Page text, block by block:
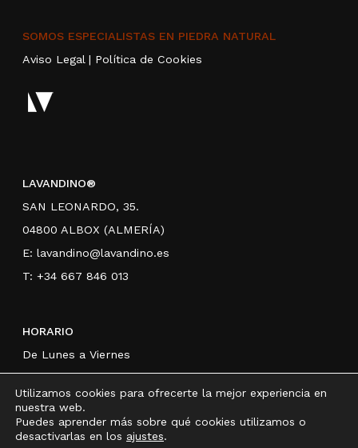
SOMOS ESPECIALISTAS EN PIEDRA NATURAL
Aviso Legal | Política de Cookies
LAVANDINO®
SAN LEONARDO, 35.
04800 ALBOX (ALMERÍA)
E: lavandino@lavandino.es
T: +34 667 846 013
HORARIO
De Lunes a Viernes
Mañanas 9:00 a 14:00 h
Tardes 15:00 a 20.00 h
Utilizamos cookies para ofrecerte la mejor experiencia en
nuestra web.
Puedes aprender más sobre qué cookies utilizamos o
desactivarlas en los ajustes.